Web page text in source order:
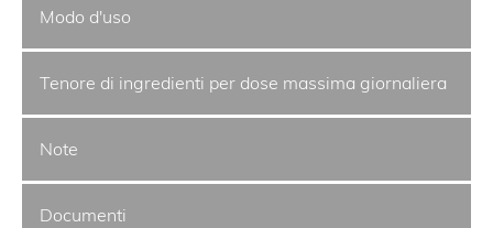
Modo d'uso
Tenore di ingredienti per dose massima giornaliera
Note
Documenti